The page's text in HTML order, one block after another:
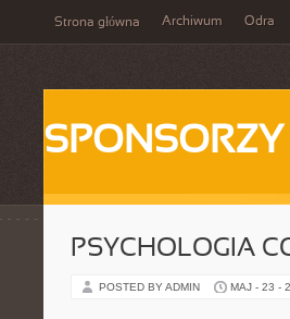
Strona główna Archiwum Odra
SPONSORZY
PSYCHOLOGIA
POSTED BY ADMIN MAJ - 23 -